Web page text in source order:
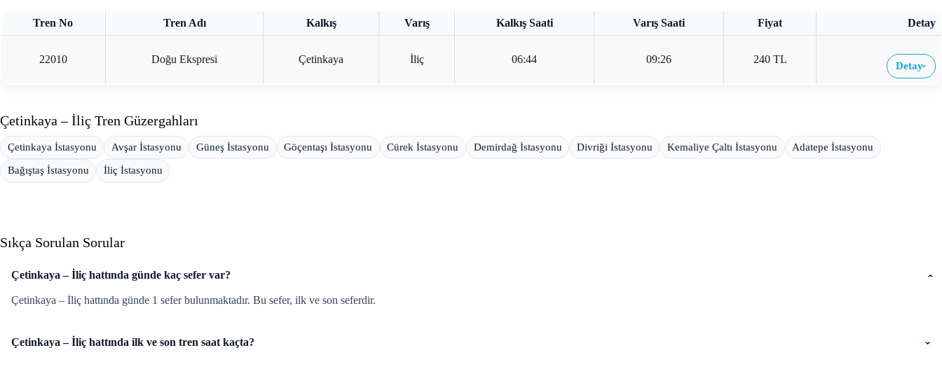
Tren No Tren Adı Kalkış Varış Kalkış Saati Varış Saati Fiyat Detay
22010 Doğu Ekspresi Çetinkaya İliç 06:44 09:26 240 TL
Detay›
Çetinkaya – İliç Tren Güzergahları
Çetinkaya İstasyonu Avşar İstasyonu Güneş İstasyonu Göçentaşı İstasyonu Cürek İstasyonu Demirdağ İstasyonu Divriği İstasyonu Kemaliye Çaltı İstasyonu Adatepe İstasyonu
Bağıştaş İstasyonu İliç İstasyonu
Sıkça Sorulan Sorular
Çetinkaya – İliç hattında günde kaç sefer var?
Çetinkaya – İliç hattında günde 1 sefer bulunmaktadır. Bu sefer, ilk ve son seferdir.
Çetinkaya – İliç hattında ilk ve son tren saat kaçta?